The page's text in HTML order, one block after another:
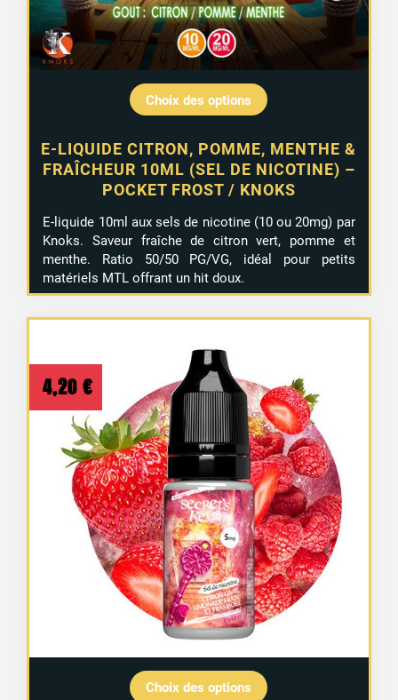
Choix des options
E-LIQUIDE CITRON, POMME, MENTHE &
FRAÎCHEUR 10ML (SEL DE NICOTINE) –
POCKET FROST / KNOKS
E-liquide 10ml aux sels de nicotine (10 ou 20mg) par
Knoks. Saveur fraîche de citron vert, pomme et
menthe. Ratio 50/50 PG/VG, idéal pour petits
matériels MTL offrant un hit doux.
Choix des options
4,20 €